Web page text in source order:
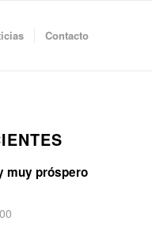
Contacto
muy próspero